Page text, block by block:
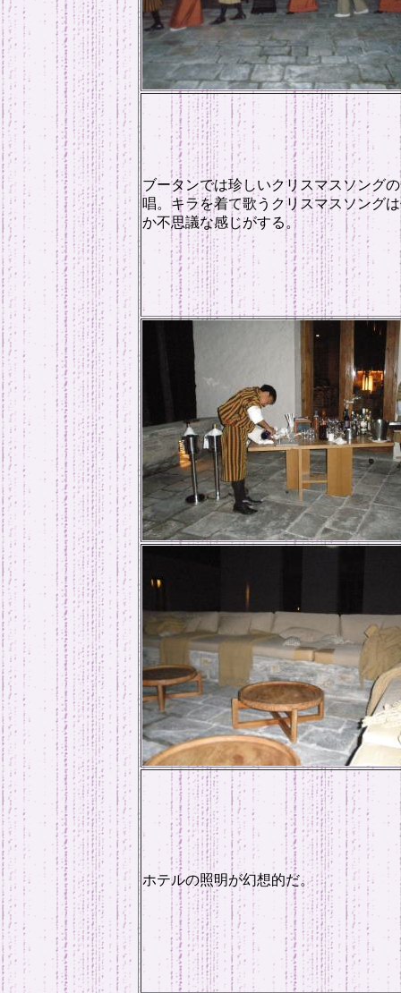
ブータンでは珍しいクリスマスソング
唱。キラを着て歌うクリスマスソング
か不思議な感じがする。
ホテルの照明が幻想的だ。